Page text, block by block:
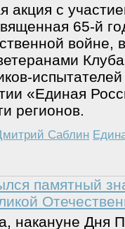
акция с
65-й
войне,
«Единая
регионов.
Саблин
памятный
накануне Дня